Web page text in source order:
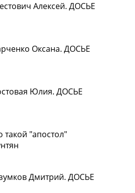
Алексей. ДОСЬЕ
Оксана. ДОСЬЕ
Юлия. ДОСЬЕ
такой "апостол"
Дмитрий. ДОСЬЕ